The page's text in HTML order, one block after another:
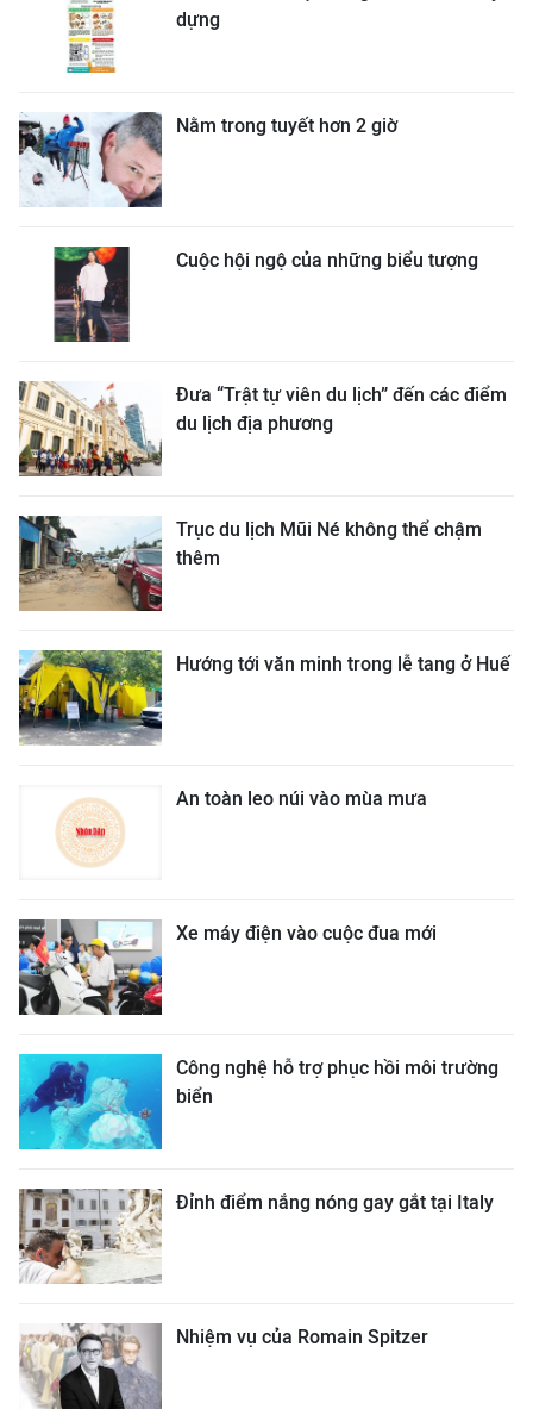
dựng
Nằm trong tuyết hơn 2 giờ
Cuộc hội ngộ của những biểu tượng
Đưa “Trật tự viên du lịch” đến các điểm
du lịch địa phương
Trục du lịch Mũi Né không thể chậm
thêm
Hướng tới văn minh trong lễ tang ở Huế
An toàn leo núi vào mùa mưa
Xe máy điện vào cuộc đua mới
Công nghệ hỗ trợ phục hồi môi trường
biển
Đỉnh điểm nắng nóng gay gắt tại Italy
Nhiệm vụ của Romain Spitzer